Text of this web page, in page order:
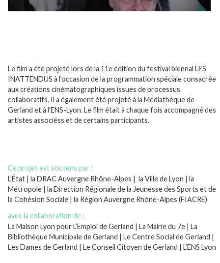
Le film a été projeté lors de la 11e édition du festival biennal LES
INATTENDUS à l’occasion de la programmation spéciale consacrée
aux créations cinématographiques issues de processus
collaboratifs. Il a également été projeté à la Médiathèque de
Gerland et à l’ENS-Lyon. Le film était à chaque fois accompagné des
artistes associéss et de certains participants.
Ce projet est soutenu par :
…
L’État | la DRAC Auvergne Rhône-Alpes | la Ville de Lyon | la
Métropole | la Direction Régionale de la Jeunesse des Sports et de
la Cohésion Sociale | la Région Auvergne Rhône-Alpes (FIACRE)
avec la collaboration de :
…
La Maison Lyon pour L’Emploi de Gerland | La Mairie du 7e | La
Bibliothèque Municipale de Gerland | Le Centre Social de Gerland |
Les Dames de Gerland | Le Conseil Citoyen de Gerland | L’ENS Lyon